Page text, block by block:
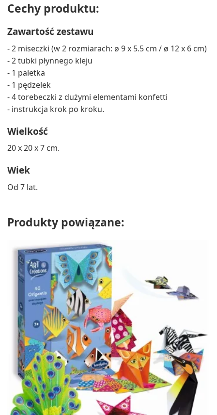
Cechy produktu:
Zawartość zestawu
- 2 miseczki (w 2 rozmiarach: ø 9 x 5.5 cm / ø 12 x 6 cm)
- 2 tubki płynnego kleju
- 1 paletka
- 1 pędzelek
- 4 torebeczki z dużymi elementami konfetti
- instrukcja krok po kroku.
Wielkość
20 x 20 x 7 cm.
Wiek
Od 7 lat.
Produkty powiązane: